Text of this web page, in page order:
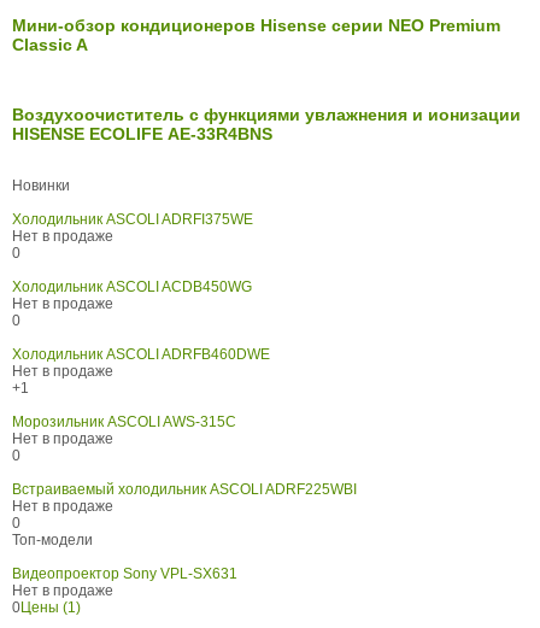
Мини-обзор кондиционеров Hisense серии NEO Premium
Classic A
Воздухоочиститель с функциями увлажнения и ионизации
HISENSE ECOLIFE АЕ-33R4BNS
Новинки
Холодильник ASCOLI ADRFI375WE
Нет в продаже
0
Холодильник ASCOLI ACDB450WG
Нет в продаже
0
Холодильник ASCOLI ADRFB460DWE
Нет в продаже
+1
Морозильник ASCOLI AWS-315C
Нет в продаже
0
Встраиваемый холодильник ASCOLI ADRF225WBI
Нет в продаже
0
Топ-модели
Видеопроектор Sony VPL-SX631
Нет в продаже
0Цены (1)